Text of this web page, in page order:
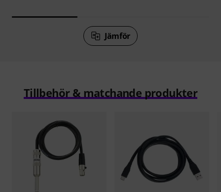
Jämför
Tillbehör & matchande produkter